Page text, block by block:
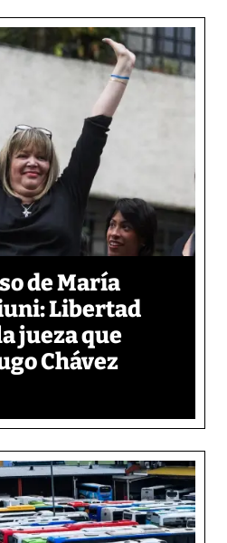
de María
Libertad
jueza que
Chávez